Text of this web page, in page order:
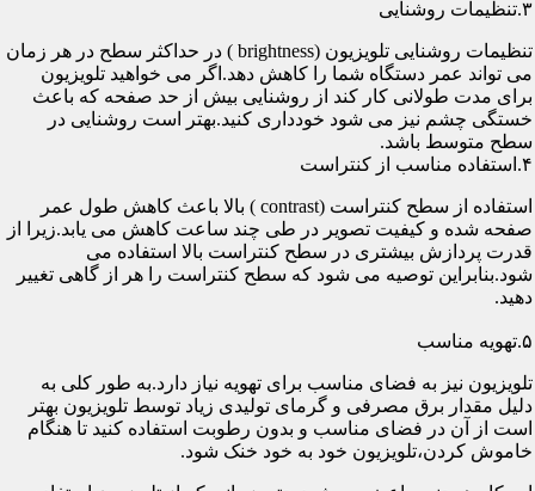
۳.تنظیمات روشنایی
تنظیمات روشنایی تلویزیون (brightness ) در حداکثر سطح در هر زمان
می تواند عمر دستگاه شما را کاهش دهد.اگر می خواهید تلویزیون
برای مدت طولانی کار کند از روشنایی بیش از حد صفحه که باعث
خستگی چشم نیز می شود خودداری کنید.بهتر است روشنایی در
سطح متوسط باشد.
۴.استفاده مناسب از کنتراست
استفاده از سطح کنتراست (contrast ) بالا باعث کاهش طول عمر
صفحه شده و کیفیت تصویر در طی چند ساعت کاهش می یابد.زیرا از
قدرت پردازش بیشتری در سطح کنتراست بالا استفاده می
شود.بنابراین توصیه می شود که سطح کنتراست را هر از گاهی تغییر
دهید.
۵.تهویه مناسب
تلویزیون نیز به فضای مناسب برای تهویه نیاز دارد.به طور کلی به
دلیل مقدار برق مصرفی و گرمای تولیدی زیاد توسط تلویزیون بهتر
است از آن در فضای مناسب و بدون رطوبت استفاده کنید تا هنگام
خاموش کردن،تلویزیون خود به خود خنک شود.